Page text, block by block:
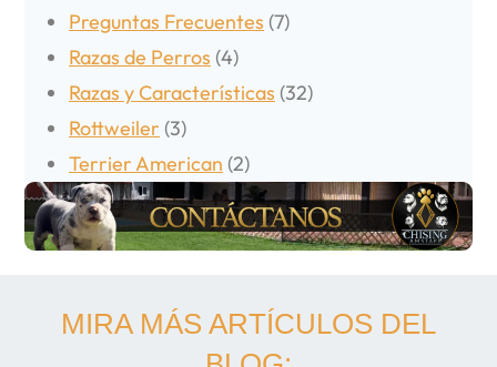
Preguntas Frecuentes (7)
Razas de Perros (4)
Razas y Características (32)
Rottweiler (3)
Terrier American (2)
MIRA MÁS ARTÍCULOS DEL